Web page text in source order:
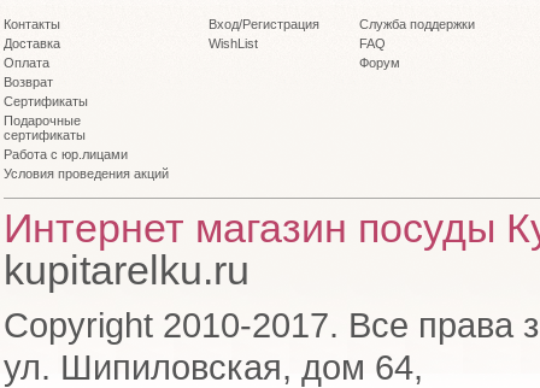
Контакты
Доставка
Оплата
Возврат
Сертификаты
Подарочные
сертификаты
Работа с юр.лицами
Условия проведения акций
Вход/Регистрация
WishList
Служба поддержки
FAQ
Форум
Интернет магазин посуды
kupitarelku.ru
Copyright 2010-2017. Все права
ул. Шипиловская, дом 64,